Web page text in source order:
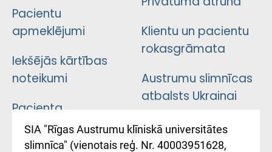
Pacientu
apmeklējumi
Iekšējās kārtības
noteikumi
Pacienta
atsauksmju/sūdzību
iesniegšanas
Klientu un pacientu
rokasgrāmata
Austrumu slimnīcas
atbalsts Ukrainai
Підтримка Східної
лікарні та співпраця з
SIA "Rīgas Austrumu klīniskā universitātes
slimnīca" (vienotais reģ. Nr. 40003951628,